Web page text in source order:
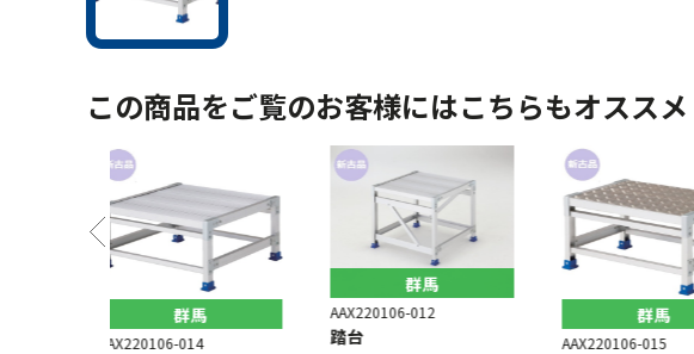
この商品をご覧のお客様にはこちらもオススメ
群馬
AAX220106-012
踏台 AAX201223-017